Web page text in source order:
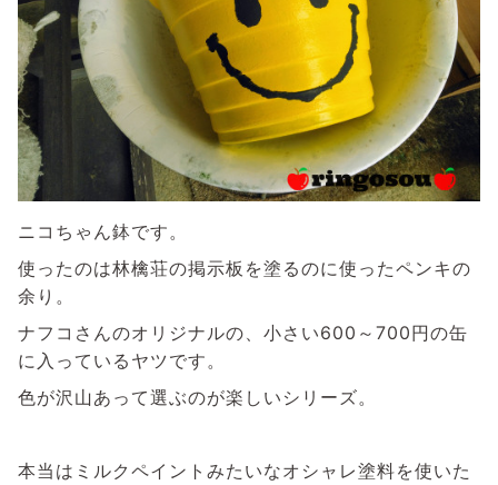
ニコちゃん鉢です。
使ったのは林檎荘の掲示板を塗るのに使ったペンキの
余り。
ナフコさんのオリジナルの、小さい600～700円の缶
に入っているヤツです。
色が沢山あって選ぶのが楽しいシリーズ。
本当はミルクペイントみたいなオシャレ塗料を使いた